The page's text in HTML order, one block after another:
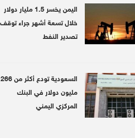
Council on initiative to
dire
Read
اليمن يخسر 1.5 مليار دولار
خلال تسعة أشهر جراء توقف
تصدير النفط
السعودية تودع أكثر من 266
مليون دولار في البنك
المركزي اليمني